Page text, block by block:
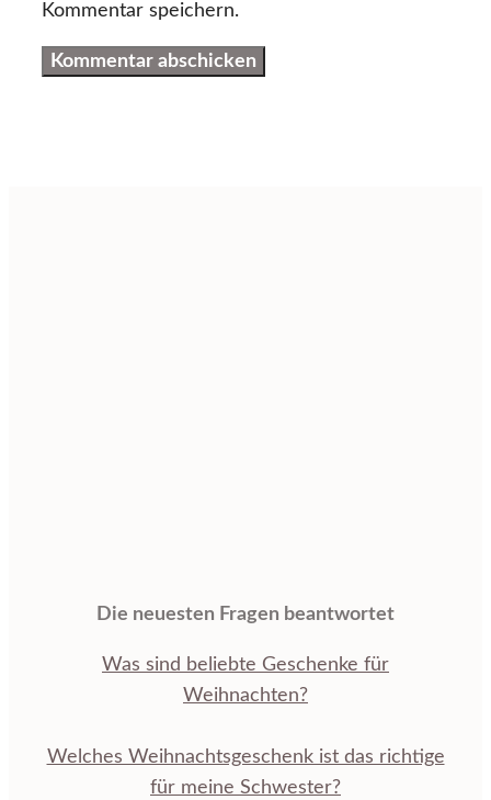
Kommentar speichern.
Die neuesten Fragen beantwortet
Was sind beliebte Geschenke für
Weihnachten?
Welches Weihnachtsgeschenk ist das richtige
für meine Schwester?